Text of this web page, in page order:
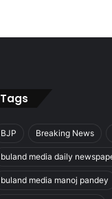
Tags
BJP Breaking News
buland media daily
buland media manoj pandey